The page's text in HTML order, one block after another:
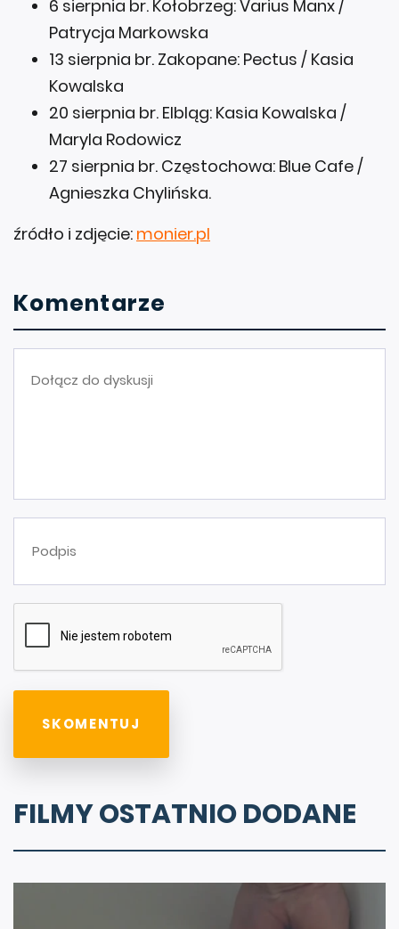
6 sierpnia br. Kołobrzeg: Varius Manx /
Patrycja Markowska
13 sierpnia br. Zakopane: Pectus / Kasia
Kowalska
20 sierpnia br. Elbląg: Kasia Kowalska /
Maryla Rodowicz
27 sierpnia br. Częstochowa: Blue Cafe /
Agnieszka Chylińska.
źródło i zdjęcie: monier.pl
Komentarze
FILMY OSTATNIO DODANE